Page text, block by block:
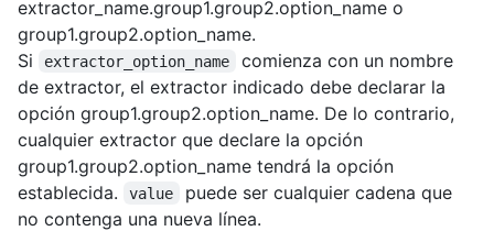
extractor_name.group1.group2.option_name o
group1.group2.option_name.
Si
extractor_option_name
comienza con un nombre
de extractor, el extractor indicado debe declarar la
opción group1.group2.option_name. De lo contrario,
cualquier extractor que declare la opción
group1.group2.option_name tendrá la opción
establecida.
value
puede ser cualquier cadena que
no contenga una nueva línea.